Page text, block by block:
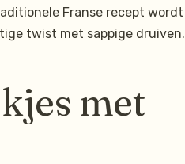
Franse recept wordt
twist met sappige druiven.
met